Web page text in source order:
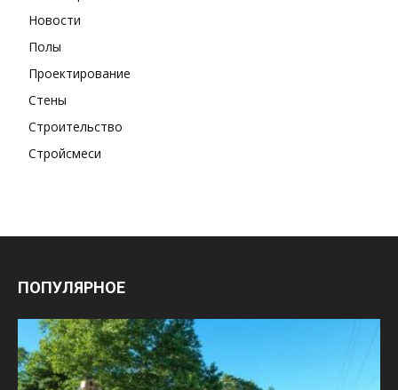
Новости
Полы
Проектирование
Стены
Строительство
Стройсмеси
ПОПУЛЯРНОЕ